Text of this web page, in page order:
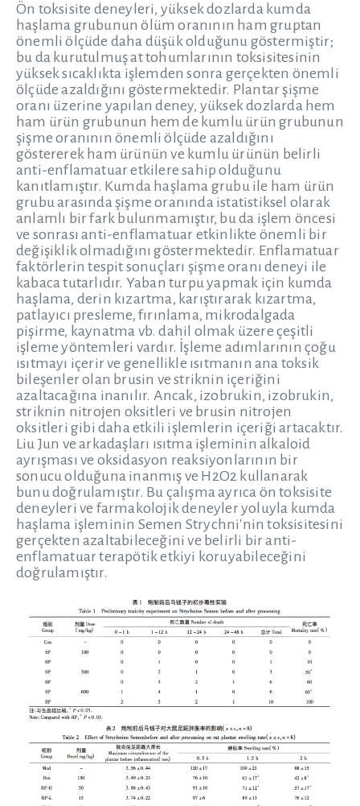
Ön toksisite deneyleri, yüksek dozlarda kumda
haşlama grubunun ölüm oranının ham gruptan
önemli ölçüde daha düşük olduğunu göstermiştir;
bu da kurutulmuş at tohumlarının toksisitesinin
yüksek sıcaklıkta işlemden sonra gerçekten önemli
ölçüde azaldığını göstermektedir. Plantar şişme
oranı üzerine yapılan deney, yüksek dozlarda hem
ham ürün grubunun hem de kumlu ürün grubunun
şişme oranının önemli ölçüde azaldığını
göstererek ham ürünün ve kumlu ürünün belirli
anti-enflamatuar etkilere sahip olduğunu
kanıtlamıştır. Kumda haşlama grubu ile ham ürün
grubu arasında şişme oranında istatistiksel olarak
anlamlı bir fark bulunmamıştır, bu da işlem öncesi
ve sonrası anti-enflamatuar etkinlikte önemli bir
değişiklik olmadığını göstermektedir. Enflamatuar
faktörlerin tespit sonuçları şişme oranı deneyi ile
kabaca tutarlıdır. Yaban turpu yapmak için kumda
haşlama, derin kızartma, karıştırarak kızartma,
patlayıcı presleme, fırınlama, mikrodalgada
pişirme, kaynatma vb. dahil olmak üzere çeşitli
işleme yöntemleri vardır. İşleme adımlarının çoğu
ısıtmayı içerir ve genellikle ısıtmanın ana toksik
bileşenler olan brusin ve striknin içeriğini
azaltacağına inanılır. Ancak, izobrukin, izobrukin,
striknin nitrojen oksitleri ve brusin nitrojen
oksitleri gibi daha etkili işlemlerin içeriği artacaktır.
Liu Jun ve arkadaşları ısıtma işleminin alkaloid
ayrışması ve oksidasyon reaksiyonlarının bir
sonucu olduğuna inanmış ve H2O2 kullanarak
bunu doğrulamıştır. Bu çalışma ayrıca ön toksisite
deneyleri ve farmakolojik deneyler yoluyla kumda
haşlama işleminin Semen Strychni'nin toksisitesini
gerçekten azaltabileceğini ve belirli bir anti-
enflamatuar terapötik etkiyi koruyabileceğini
doğrulamıştır.